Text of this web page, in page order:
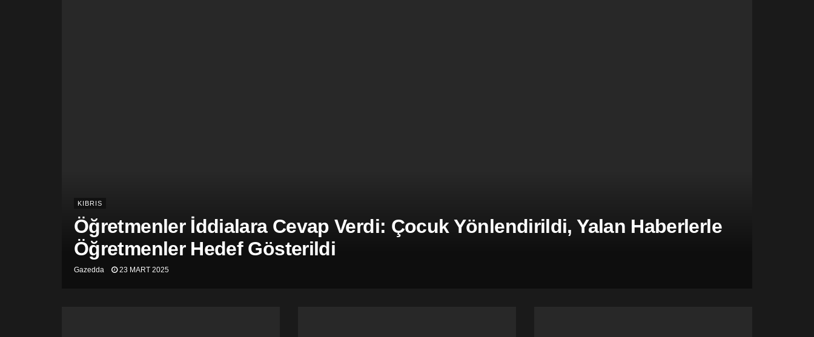
KIBRIS
Öğretmenler İddialara Cevap Verdi: Çocuk Yönlendirildi, Yalan Haberlerle
Öğretmenler Hedef Gösterildi
Gazedda 23 MART 2025